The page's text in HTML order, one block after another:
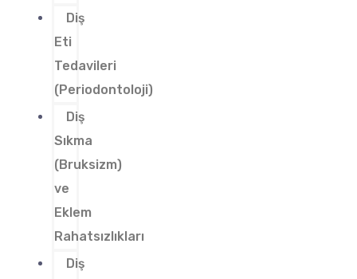
Diş
Eti
Tedavileri
(Periodontoloji)
Diş
Sıkma
(Bruksizm)
ve
Eklem
Rahatsızlıkları
Diş